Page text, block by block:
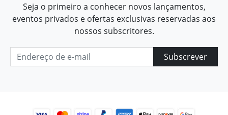
Seja o primeiro a conhecer novos lançamentos,
eventos privados e ofertas exclusivas reservadas aos
nossos subscritores.
Subscrever